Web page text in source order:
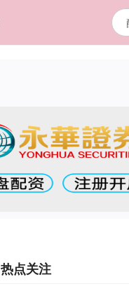
热点关注